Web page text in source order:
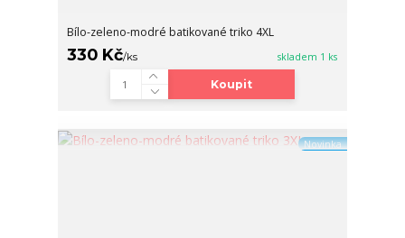
Bílo-zeleno-modré batikované triko 4XL
330 Kč/ks skladem 1 ks
Koupit
Novinka